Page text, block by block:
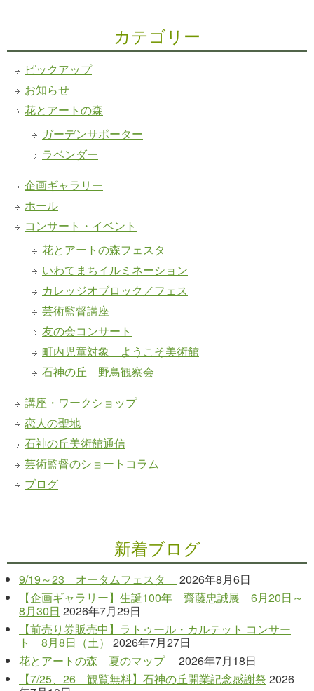
カテゴリー
ピックアップ
お知らせ
花とアートの森
ガーデンサポーター
ラベンダー
企画ギャラリー
ホール
コンサート・イベント
花とアートの森フェスタ
いわてまちイルミネーション
カレッジオブロック／フェス
芸術監督講座
友の会コンサート
町内児童対象 ようこそ美術館
石神の丘 野鳥観察会
講座・ワークショップ
恋人の聖地
石神の丘美術館通信
芸術監督のショートコラム
ブログ
新着ブログ
9/19～23 オータムフェスタ
2026年8月6日
【企画ギャラリー】生誕100年 齋藤忠誠展 6月20日～
8月30日 2026年7月29日
【前売り券販売中】ラトゥール・カルテット コンサー
ト 8月8日（土）
2026年7月27日
花とアートの森 夏のマップ
2026年7月18日
【7/25、26 観覧無料】石神の丘開業記念感謝祭 2026